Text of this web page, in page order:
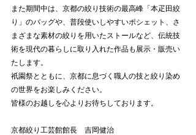
また期間中は、京都の絞り技術の最高峰「本疋田絞
り」のバッグや、普段使いしやすいポシェット、さ
まざまな素材の絞りを用いたストールなど、伝統技
術を現代の暮らしに取り入れた作品も展示・販売い
たします。
祇園祭とともに、京都に息づく職人の技と絞り染め
の世界をお楽しみください。
皆様のお越しを心よりお待ちしております。
京都絞り工芸館館長　吉岡健治